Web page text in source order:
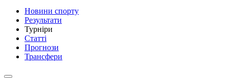
Новини спорту
Результати
Турніри
Статті
Прогнози
Трансфери